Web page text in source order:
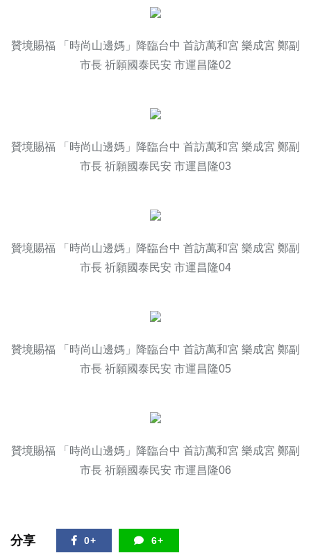
贊境賜福 「時尚山邊媽」降臨台中 首訪萬和宮 樂成宮 鄭副
市長 祈願國泰民安 市運昌隆02
贊境賜福 「時尚山邊媽」降臨台中 首訪萬和宮 樂成宮 鄭副
市長 祈願國泰民安 市運昌隆03
贊境賜福 「時尚山邊媽」降臨台中 首訪萬和宮 樂成宮 鄭副
市長 祈願國泰民安 市運昌隆04
贊境賜福 「時尚山邊媽」降臨台中 首訪萬和宮 樂成宮 鄭副
市長 祈願國泰民安 市運昌隆05
贊境賜福 「時尚山邊媽」降臨台中 首訪萬和宮 樂成宮 鄭副
市長 祈願國泰民安 市運昌隆06
分享 0+ 6+